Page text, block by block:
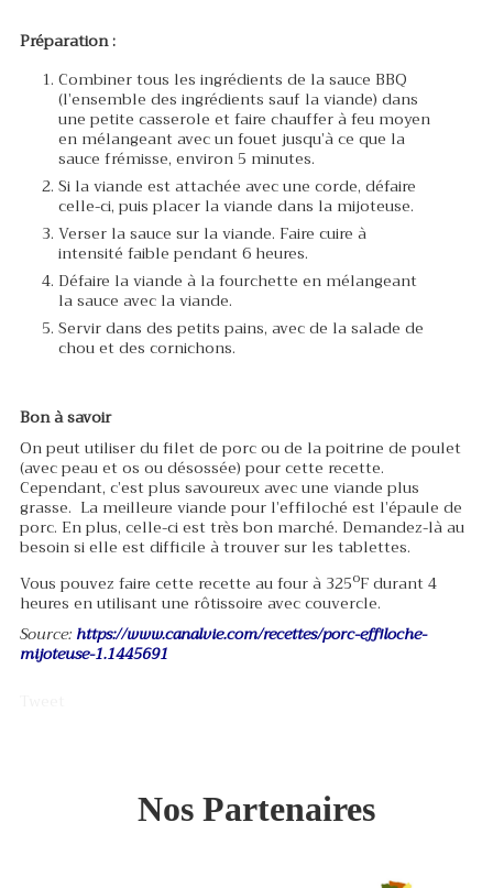
Préparation :
Combiner tous les ingrédients de la sauce BBQ
(l’ensemble des ingrédients sauf la viande) dans
une petite casserole et faire chauffer à feu moyen
en mélangeant avec un fouet jusqu’à ce que la
sauce frémisse, environ 5 minutes.
Si la viande est attachée avec une corde, défaire
celle-ci, puis placer la viande dans la mijoteuse.
Verser la sauce sur la viande. Faire cuire à
intensité faible pendant 6 heures.
Défaire la viande à la fourchette en mélangeant
la sauce avec la viande.
Servir dans des petits pains, avec de la salade de
chou et des cornichons.
Bon à savoir
On peut utiliser du filet de porc ou de la poitrine de poulet
(avec peau et os ou désossée) pour cette recette.
Cependant, c’est plus savoureux avec une viande plus
grasse. La meilleure viande pour l’effiloché est l’épaule de
porc. En plus, celle-ci est très bon marché. Demandez-là au
besoin si elle est difficile à trouver sur les tablettes.
Vous pouvez faire cette recette au four à 325oF durant 4
heures en utilisant une rôtissoire avec couvercle.
Source: https://www.canalvie.com/recettes/porc-effiloche-
mijoteuse-1.1445691
Nos Partenaires